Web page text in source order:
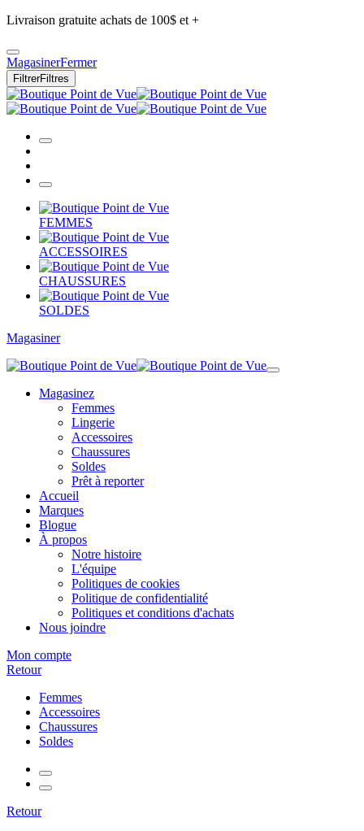
Livraison gratuite achats de 100$ et +
MagasinerFermer
FiltrerFiltres
FEMMES
ACCESSOIRES
CHAUSSURES
SOLDES
Magasiner
Magasinez
Femmes
Lingerie
Accessoires
Chaussures
Soldes
Prêt à reporter
Accueil
Marques
Blogue
À propos
Notre histoire
L'équipe
Politiques de cookies
Politique de confidentialité
Politiques et conditions d'achats
Nous joindre
Mon compte
Retour
Femmes
Accessoires
Chaussures
Soldes
Retour